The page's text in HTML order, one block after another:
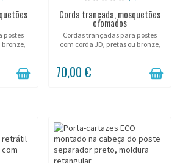
postes
bronze,
Corda trançada, mosquetões
cromados
Cordas trançadas para postes
com corda JD, pretas ou bronze,
70,00 €